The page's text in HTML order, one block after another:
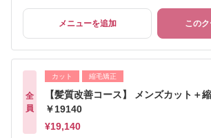
メニューを追加 この
全
員
カット 縮毛矯正
【髪質改善コース】 メンズカット＋
￥19140
¥19,140